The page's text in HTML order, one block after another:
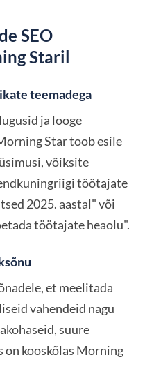
SEO
Staril
teemadega
ja looge
Star toob esile
võiksite
töötajate
2025. aastal" või
töötajate heaolu".
et meelitada
vahendeid nagu
suure
on kooskõlas Morning